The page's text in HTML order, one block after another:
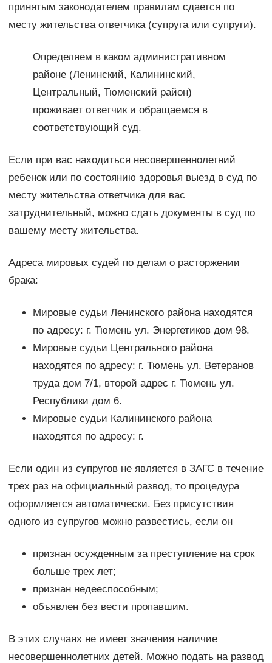
принятым законодателем правилам сдается по
месту жительства ответчика (супруга или супруги).
Определяем в каком административном
районе (Ленинский, Калининский,
Центральный, Тюменский район)
проживает ответчик и обращаемся в
соответствующий суд.
Если при вас находиться несовершеннолетний
ребенок или по состоянию здоровья выезд в суд по
месту жительства ответчика для вас
затруднительный, можно сдать документы в суд по
вашему месту жительства.
Адреса мировых судей по делам о расторжении
брака:
Мировые судьи Ленинского района находятся
по адресу: г. Тюмень ул. Энергетиков дом 98.
Мировые судьи Центрального района
находятся по адресу: г. Тюмень ул. Ветеранов
труда дом 7/1, второй адрес г. Тюмень ул.
Республики дом 6.
Мировые судьи Калининского района
находятся по адресу: г.
Если один из супругов не является в ЗАГС в течение
трех раз на официальный развод, то процедура
оформляется автоматически. Без присутствия
одного из супругов можно развестись, если он
признан осужденным за преступление на срок
больше трех лет;
признан недееспособным;
объявлен без вести пропавшим.
В этих случаях не имеет значения наличие
несовершеннолетних детей. Можно подать на развод